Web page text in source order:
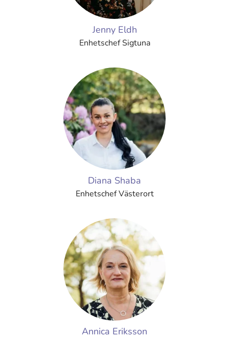
Jenny Eldh
Enhetschef Sigtuna
Diana Shaba
Enhetschef Västerort
Annica Eriksson